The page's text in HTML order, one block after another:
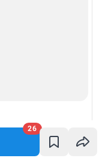
26